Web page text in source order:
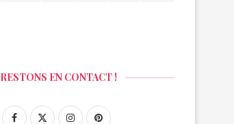
RESTONS EN CONTACT !